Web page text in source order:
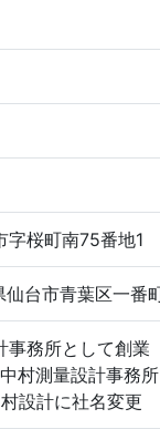
桜町南75番地1
台市青葉区一番
事務所として創業
村測量設計事務
設計に社名変更